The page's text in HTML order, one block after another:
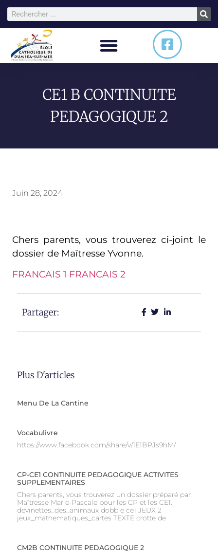
CE1 B CONTINUITE
PEDAGOGIQUE 2
Juin 28, 2024
Chers parents, vous trouverez ci-joint le
dossier de Maîtresse Yvonne.
FRANCAIS 1 FRANCAIS 2
Partager:
Plus D'articles
Menu De La Cantine
Vocabulivre
https://www.facebook.com/share/v/1E1BPJs9hM/
CP-CE1 CONTINUITE PEDAGOGIQUE ACTIVITES
SUPPLEMENTAIRES
Chers parents, vous trouverez un dossier préparé par
Maîtresse Marie-Pascale pour les CP et les CE1.
devinettes_des_animaux dobble ce1 JEUX 2
jeux_mathematiques_cartes TEXTE crotte de
CM2B CONTINUITE PEDAGOGIQUE 2